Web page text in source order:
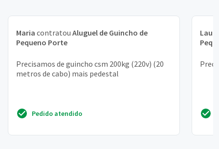
Maria contratou Aluguel de Guincho de
Pequeno Porte
Precisamos de guincho csm 200kg (220v) (20
metros de cabo) mais pedestal
Pedido atendido